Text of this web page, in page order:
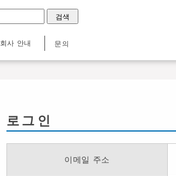
회사 안내 문의
로그인
이메일 주소